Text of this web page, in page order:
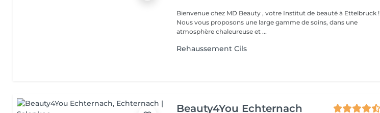
Bienvenue chez MD Beauty , votre Institut de beauté à Ettelbruck !
Nous vous proposons une large gamme de soins, dans une
atmosphère chaleureuse et ...
Rehaussement Cils
Beauty4You Echternach